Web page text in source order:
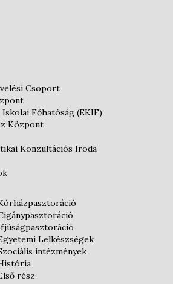
Csoport
Főhatóság (EKIF)
Központ
Konzultációs Iroda
Lelkészségek
intézmények
rész